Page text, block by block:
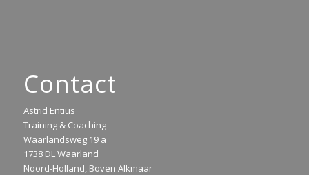
Contact
Astrid Entius
Training & Coaching
Waarlandsweg 19 a
1738 DL Waarland
Noord-Holland, Boven Alkmaar